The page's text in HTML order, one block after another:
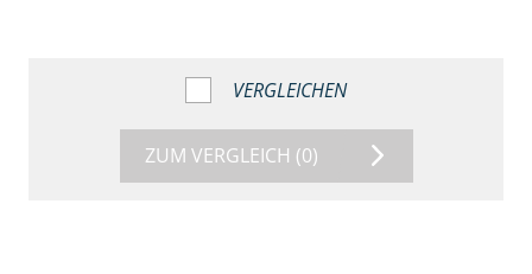
VERGLEICHEN
ZUM VERGLEICH (0)